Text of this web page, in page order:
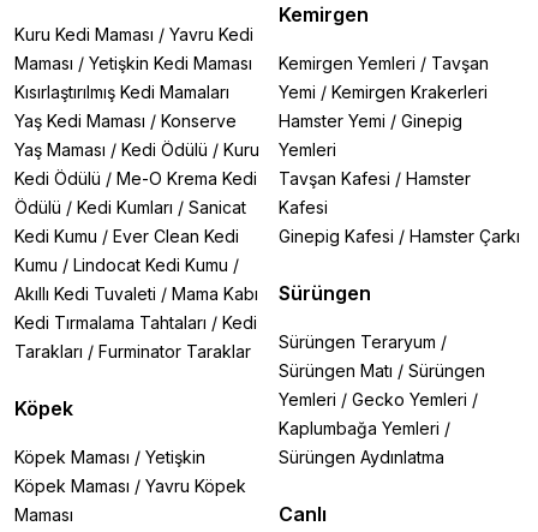
Kuru Kedi Maması / Yavru Kedi
Maması / Yetişkin Kedi Maması
Kısırlaştırılmış Kedi Mamaları
Yaş Kedi Maması / Konserve
Yaş Maması / Kedi Ödülü / Kuru
Kedi Ödülü / Me-O Krema Kedi
Ödülü / Kedi Kumları / Sanicat
Kedi Kumu / Ever Clean Kedi
Kumu / Lindocat Kedi Kumu /
Akıllı Kedi Tuvaleti / Mama Kabı
Kedi Tırmalama Tahtaları / Kedi
Tarakları / Furminator Taraklar
Köpek
Köpek Maması / Yetişkin
Köpek Maması / Yavru Köpek
Maması
Kemirgen
Kemirgen Yemleri / Tavşan
Yemi / Kemirgen Krakerleri
Hamster Yemi / Ginepig
Yemleri
Tavşan Kafesi / Hamster
Kafesi
Ginepig Kafesi / Hamster Çarkı
Sürüngen
Sürüngen Teraryum /
Sürüngen Matı / Sürüngen
Yemleri / Gecko Yemleri /
Kaplumbağa Yemleri /
Sürüngen Aydınlatma
Canlı